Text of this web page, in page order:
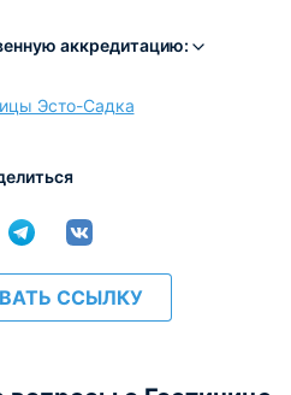
аккредитацию:
Эсто-Садка
ССЫЛКУ